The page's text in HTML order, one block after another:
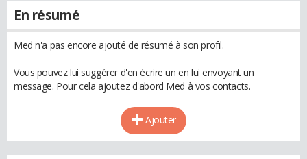
En résumé
Med n'a pas encore ajouté de résumé à son profil.
Vous pouvez lui suggérer d'en écrire un en lui envoyant un
message. Pour cela ajoutez d'abord Med à vos contacts.
Ajouter